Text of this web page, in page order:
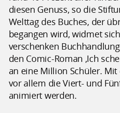
diesen Genuss, so die
Welttag des Buches, der
begangen wird, widmet
verschenken
den Comic-Roman ‚Ich
an eine Million Schüler.
vor allem die Viert- und
animiert werden.